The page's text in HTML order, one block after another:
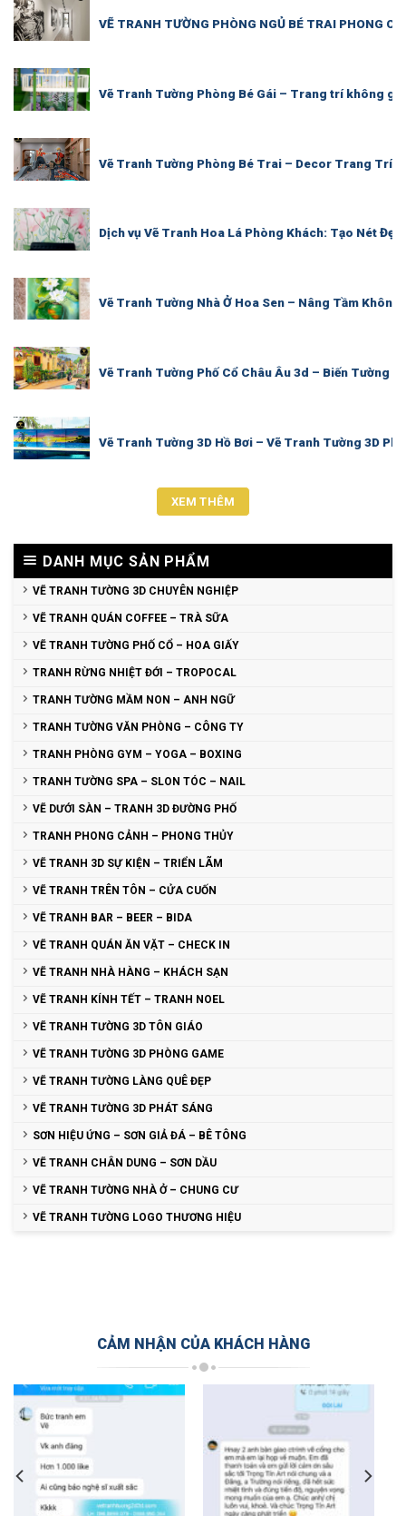
VẼ TRANH TƯỜNG PHÒNG NGỦ BÉ TRAI PHONG
Vẽ Tranh Tường Phòng Bé Gái – Trang trí không
Vẽ Tranh Tường Phòng Bé Trai – Decor Trang Trí
Dịch vụ Vẽ Tranh Hoa Lá Phòng Khách: Tạo Nét
Vẽ Tranh Tường Nhà Ở Hoa Sen – Nâng Tầm Không
Vẽ Tranh Tường Phố Cổ Châu Âu 3d – Biến Tường
Vẽ Tranh Tường 3D Hồ Bơi – Vẽ Tranh Tường 3D
XEM THÊM
DANH MỤC SẢN PHẨM
VẼ TRANH TƯỜNG 3D CHUYÊN NGHIỆP
VẼ TRANH QUÁN COFFEE – TRÀ SỮA
VẼ TRANH TƯỜNG PHỐ CỔ – HOA GIẤY
TRANH RỪNG NHIỆT ĐỚI – TROPOCAL
TRANH TƯỜNG MẦM NON – ANH NGỮ
TRANH TƯỜNG VĂN PHÒNG – CÔNG TY
TRANH PHÒNG GYM – YOGA – BOXING
TRANH TƯỜNG SPA – SLON TÓC – NAIL
VẼ DƯỚI SÀN – TRANH 3D ĐƯỜNG PHỐ
TRANH PHONG CẢNH – PHONG THỦY
VẼ TRANH 3D SỰ KIỆN – TRIỂN LÃM
VẼ TRANH TRÊN TÔN – CỬA CUỐN
VẼ TRANH BAR – BEER – BIDA
VẼ TRANH QUÁN ĂN VẶT – CHECK IN
VẼ TRANH NHÀ HÀNG – KHÁCH SẠN
VẼ TRANH KÍNH TẾT – TRANH NOEL
VẼ TRANH TƯỜNG 3D TÔN GIÁO
VẼ TRANH TƯỜNG 3D PHÒNG GAME
VẼ TRANH TƯỜNG LÀNG QUÊ ĐẸP
VẼ TRANH TƯỜNG 3D PHÁT SÁNG
SƠN HIỆU ỨNG – SƠN GIẢ ĐÁ – BÊ TÔNG
VẼ TRANH CHÂN DUNG – SƠN DẦU
VẼ TRANH TƯỜNG NHÀ Ở – CHUNG CƯ
VẼ TRANH TƯỜNG LOGO THƯƠNG HIỆU
CẢM NHẬN CỦA KHÁCH HÀNG